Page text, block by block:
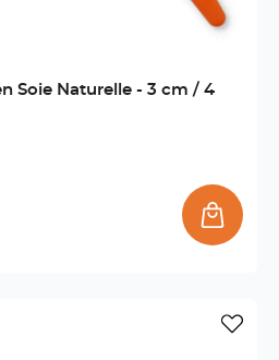
Soie Naturelle - 3 cm / 4